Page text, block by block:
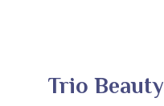
Trio Beauty